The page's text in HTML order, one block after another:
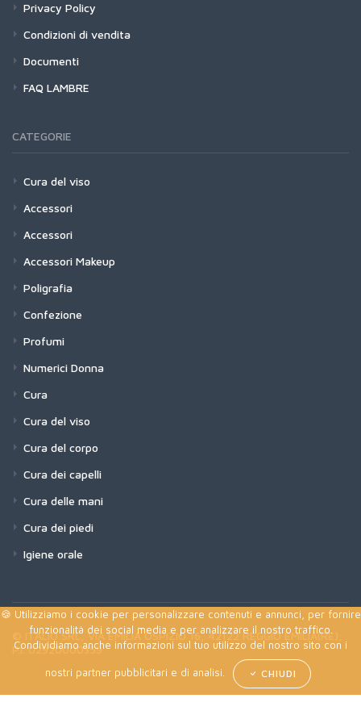
Privacy Policy
Condizioni di vendita
Documenti
FAQ LAMBRE
CATEGORIE
Cura del viso
Accessori
Accessori
Accessori Makeup
Poligrafia
Confezione
Profumi
Numerici Donna
Cura
Cura del viso
Cura del corpo
Cura dei capelli
Cura delle mani
Cura dei piedi
Igiene orale
© ITALIO SRL, VIA EMILIA OSPIZIO 16, 42122 REGGIO EMILIA(RE),
P.I. 02920000359
🍪 Utilizziamo i cookie per personalizzare contenuti e annunci, per fornire
funzionalità dei social media e per analizzare il nostro traffico.
Condividiamo anche informazioni sul tuo utilizzo del nostro sito con i
nostri partner pubblicitari e di analisi. CHIUDI